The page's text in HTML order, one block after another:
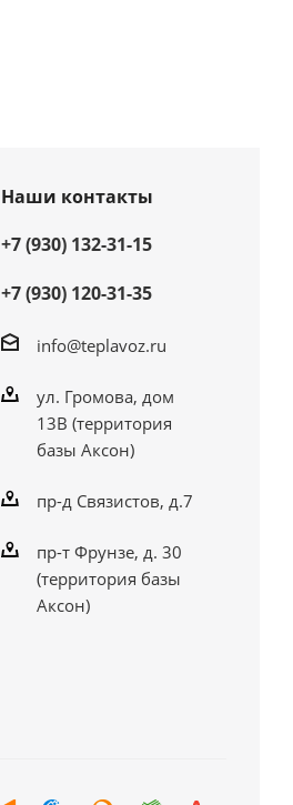
Наши контакты
+7 (930) 132-31-15
+7 (930) 120-31-35
info@teplavoz.ru
ул. Громова, дом
13В (территория
базы Аксон)
пр-д Связистов, д.7
пр-т Фрунзе, д. 30
(территория базы
Аксон)